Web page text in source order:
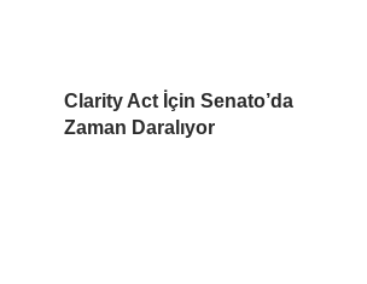
Clarity Act İçin Senato’da
Zaman Daralıyor